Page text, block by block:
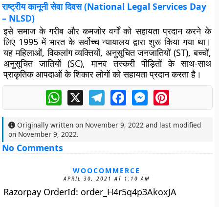
राष्ट्रीय कानूनी सेवा दिवस (National Legal Services Day
– NLSD)
इसे समाज के गरीब और कमजोर वर्गों को सहायता प्रदान करने के
लिए 1995 में भारत के सर्वोच्च न्यायालय द्वारा शुरू किया गया था।
यह महिलाओं, विकलांग व्यक्तियों, अनुसूचित जनजातियों (ST), बच्चों,
अनुसूचित जातियों (SC), मानव तस्करी पीड़ितों के साथ-साथ
प्राकृतिक आपदाओं के शिकार लोगों को सहायता प्रदान करता है।
WhatsApp
X TelegramFacebookMessengerPinterest
Originally written on November 9, 2022 and last modified
on November 9, 2022.
No Comments
WOOCOMMERCE
APRIL 30, 2021 AT 1:10 AM
Razorpay OrderId: order_H4r5q4p3AkoxJA